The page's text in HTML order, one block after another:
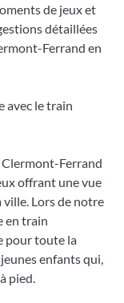
de jeux et
détaillées
Ferrand en
avec le train
Clermont-Ferrand
offrant une vue
ville. Lors de notre
en train
pour toute la
enfants qui,
pied.